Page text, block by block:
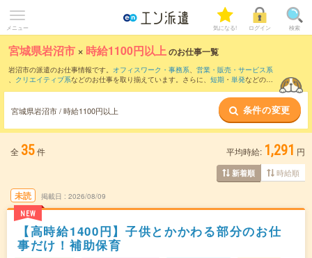
メニュー 気になる! ログイン 検索
宮城県岩沼市 × 時給1100円以上のお仕事一覧
岩沼市の派遣のお仕事情報です。 オフィスワーク・事務系、 営業・販売・サービス系
、 クリエイティブ系などのお仕事を取り揃えています。さらに、 短期 ・ 単発などの期
宮城県岩沼市 / 時給1100円以上 条件の変更
全 35件 平均時給: 1,291 円
新着順 時給順
未読
NEW
掲載日 2026/08/09
【高時給1400円】子供とかかわる部分のお仕
事だけ！補助保育